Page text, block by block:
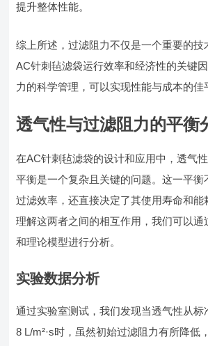
提升整体性能。
综上所述，过滤阻力不仅是一个重要的技
AC针刺毡滤袋运行效率和经济性的关键
力的科学管理，可以实现性能与成本的佳
透气性与过滤阻力的平衡
在AC针刺毡滤袋的设计和应用中，透气
平衡是一个复杂且关键的问题。这一平衡
过滤效率，还直接决定了其使用寿命和能
理解这两者之间的相互作用，我们可以通
和理论模型进行分析。
实验数据分析
通过实验室测试，我们发现当透气性从标
8 L/m²·s时，虽然初始过滤阻力有所降低